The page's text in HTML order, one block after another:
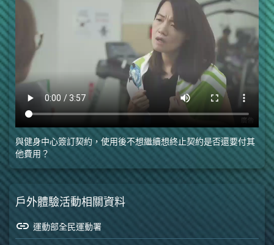
新臺幣 元。 □使用費： □年費
新臺幣 元。 □季費新臺幣
新臺幣 元。 □其他費用
（如： ），新臺幣 元。
前項費用得以下列方式給付： □
現金。 □信用卡。 □即期支票。 □
其他方式（如： ）。 五、（業
者服務提供及其內容說明） 業者應
於營業時間內，提供下列服務內容：
（一）合格可供正常使用之運動器材
設備。 （二）各種設備使用方法之
張貼不當使用可能產生危險之警告標
（四）具有合法證照或專業資歷之教
與健身中心簽訂契約，使用後不想繼續想終止契約是否還要付其
他費用？
戶外體驗活動相關資料
link 運動部全民運動署